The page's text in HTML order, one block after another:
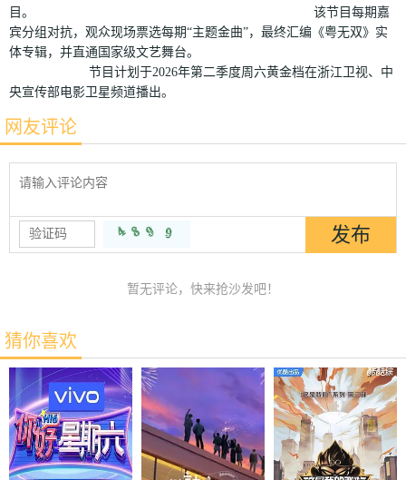
目。 该节目每期嘉
宾分组对抗，观众现场票选每期“主题金曲”，最终汇编《粤无双》实
体专辑，并直通国家级文艺舞台。
节目计划于2026年第二季度周六黄金档在浙江卫视、中
央宣传部电影卫星频道播出。
网友评论
暂无评论，快来抢沙发吧！
猜你喜欢